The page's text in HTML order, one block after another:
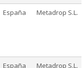
España Metadrop S.L.
España Metadrop S.L.